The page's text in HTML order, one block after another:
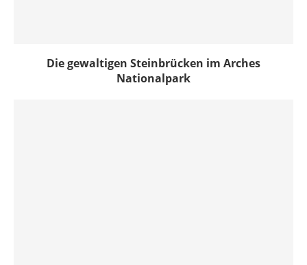
Die gewaltigen Steinbrücken im Arches
Nationalpark